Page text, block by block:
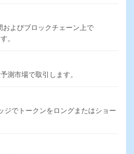
およびブロックチェーン上で
。
測市場で取引します。
ジでトークンをロングまたはショー